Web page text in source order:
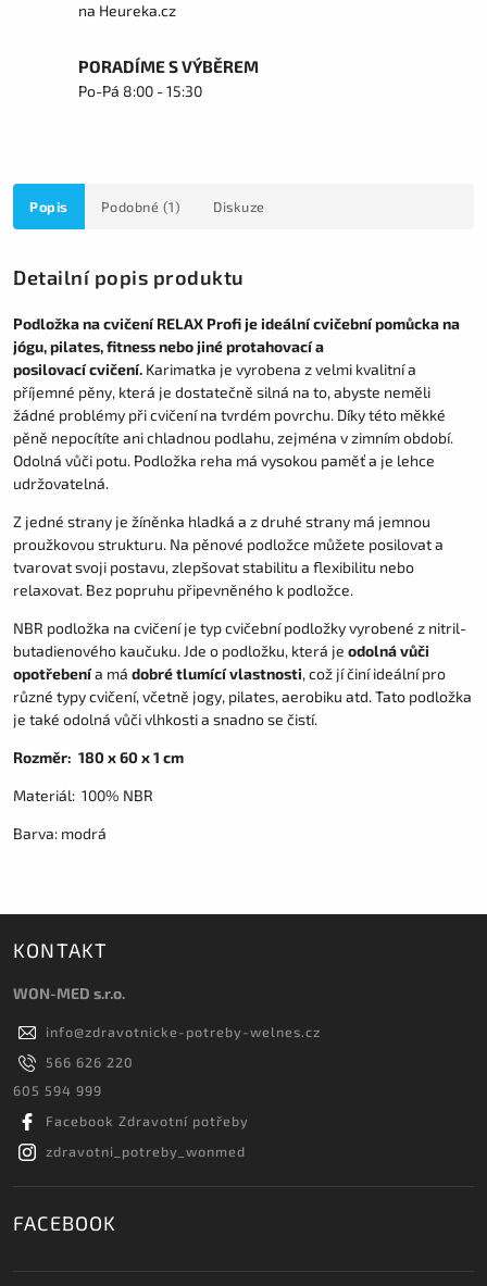
na Heureka.cz
PORADÍME S VÝBĚREM
Po-Pá 8:00 - 15:30
Popis Podobné (1) Diskuze
Detailní popis produktu
Podložka na cvičení RELAX Profi je ideální cvičební pomůcka na
jógu, pilates, fitness nebo jiné protahovací a
posilovací cvičení. Karimatka je vyrobena z velmi kvalitní a
příjemné pěny, která je dostatečně silná na to, abyste neměli
žádné problémy při cvičení na tvrdém povrchu. Díky této měkké
pěně nepocítíte ani chladnou podlahu, zejména v zimním období.
Odolná vůči potu. Podložka reha má vysokou paměť a je lehce
udržovatelná.
Z jedné strany je žíněnka hladká a z druhé strany má jemnou
proužkovou strukturu. Na pěnové podložce můžete posilovat a
tvarovat svoji postavu, zlepšovat stabilitu a flexibilitu nebo
relaxovat. Bez popruhu připevněného k podložce.
NBR podložka na cvičení je typ cvičební podložky vyrobené z nitril-
butadienového kaučuku. Jde o podložku, která je odolná vůči
opotřebenía má dobré tlumící vlastnosti, což jí činí ideální pro
různé typy cvičení, včetně jogy, pilates, aerobiku atd. Tato podložka
je také odolná vůčivlhkosti a snadno se čistí.
Rozměr: 180 x 60 x 1 cm
Materiál: 100% NBR
Barva: modrá
KONTAKT
WON-MED s.r.o.
info@zdravotnicke-potreby-welnes.cz
566 626 220
605 594 999
Facebook Zdravotní potřeby
zdravotni_potreby_wonmed
FACEBOOK